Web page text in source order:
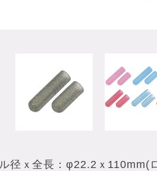
径ｘ全長：φ22.2ｘ110mm(